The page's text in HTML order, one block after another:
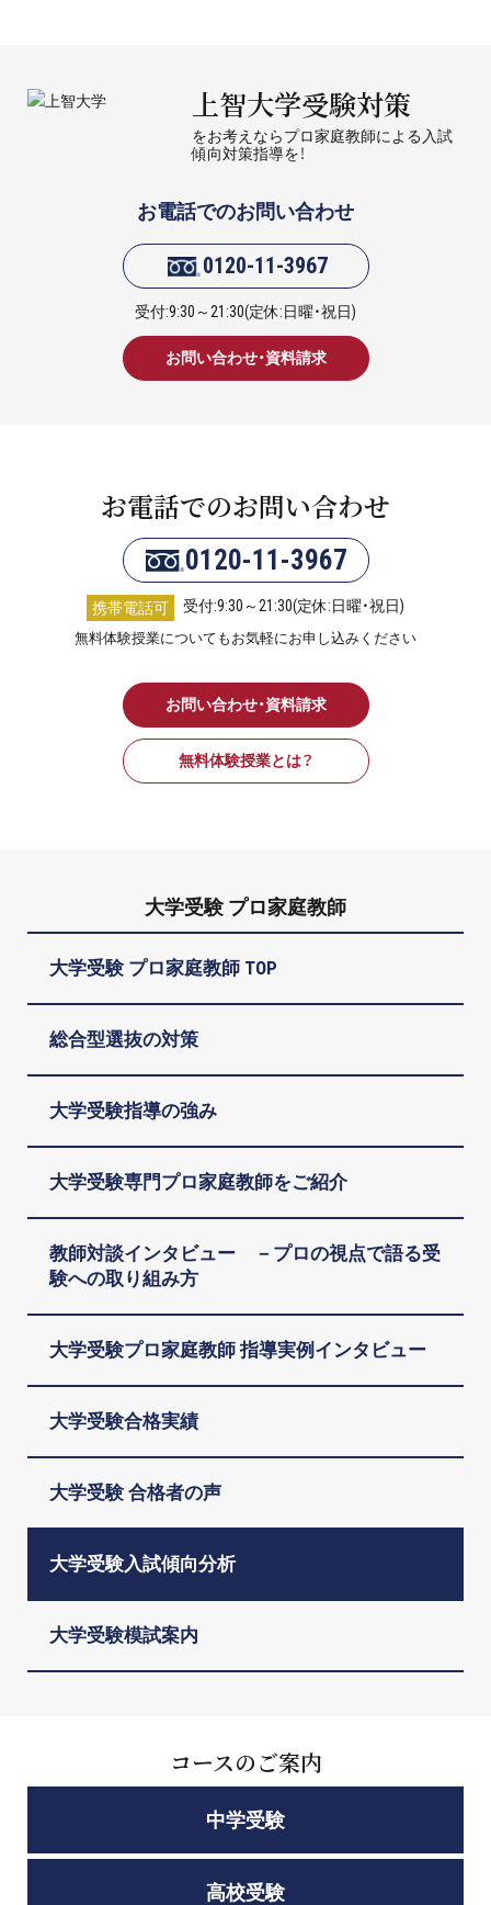
上智大学受験対策
をお考えならプロ家庭教師による入試
傾向対策指導を！
お電話でのお問い合わせ
0120-11-3967
受付:9:30～21:30(定休:日曜・祝日)
お問い合わせ・資料請求
お電話でのお問い合わせ
0120-11-3967
携帯電話可 受付:9:30～21:30(定休:日曜・祝日)
無料体験授業についてもお気軽にお申し込みください
お問い合わせ・資料請求
無料体験授業とは？
大学受験 プロ家庭教師
大学受験 プロ家庭教師 TOP
総合型選抜の対策
大学受験指導の強み
大学受験専門プロ家庭教師をご紹介
教師対談インタビュー －プロの視点で語る受
験への取り組み方
大学受験プロ家庭教師 指導実例インタビュー
大学受験合格実績
大学受験 合格者の声
大学受験入試傾向分析
大学受験模試案内
コースのご案内
中学受験
高校受験